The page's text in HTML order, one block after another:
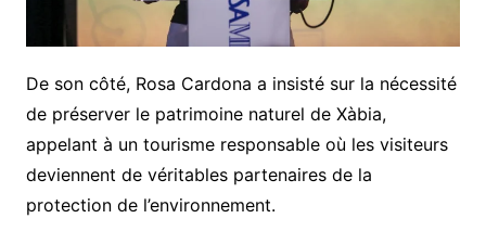
De son côté, Rosa Cardona a insisté sur la nécessité
de préserver le patrimoine naturel de Xàbia,
appelant à un tourisme responsable où les visiteurs
deviennent de véritables partenaires de la
protection de l’environnement.